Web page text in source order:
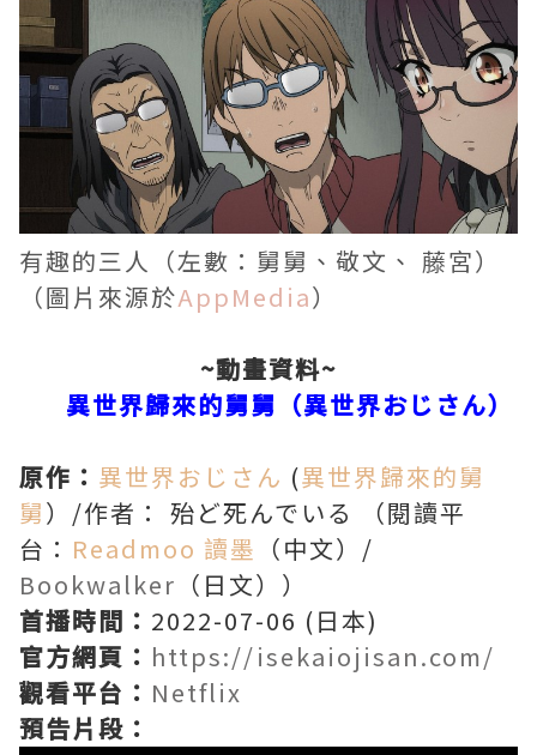
有趣的三人（左數：舅舅、敬文、 藤宮）
（圖片來源於AppMedia）
~動畫資料~
異世界歸來的舅舅（異世界おじさん）
原作： 異世界おじさん (異世界歸來的舅
舅）/作者： 殆ど死んでいる （閱讀平
台： Readmoo 讀墨 （中文）/
Bookwalker （日文））
首播時間： 2022-07-06 (日本)
官方網頁： https://isekaiojisan.com/
觀看平台： Netflix
預告片段：